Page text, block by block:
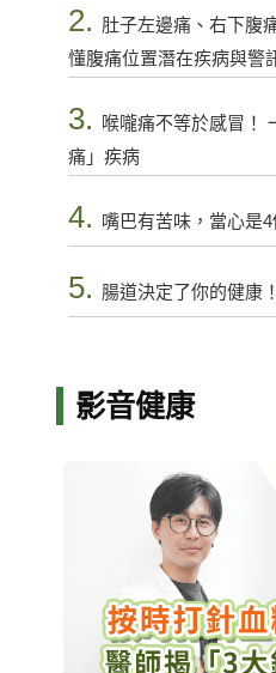
2. 肚子左邊痛、右下腹
懂腹痛位置潛在疾病與警
3.
喉嚨痛不等於感冒！
痛」疾病
4. 嘴巴有苦味，當心是
5. 腸道決定了你的健康
影音健康